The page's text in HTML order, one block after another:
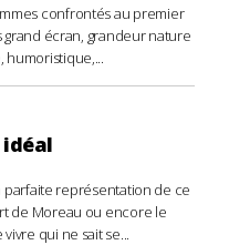
confrontés au premier
grand écran, grandeur nature
humoristique,...
parfaite représentation de ce
de Moreau ou encore le
qui ne sait se...